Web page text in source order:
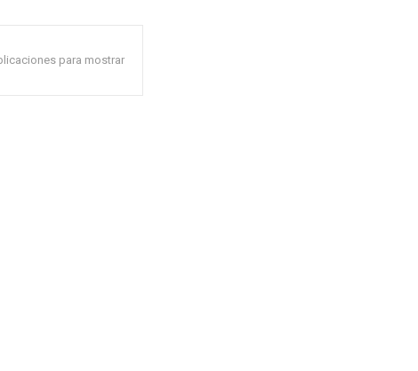
para mostrar